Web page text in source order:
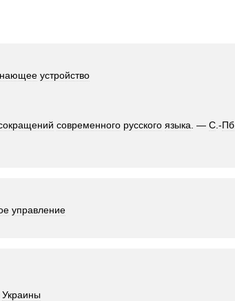
устройство
современного русского языка . — С .-Пб
управление
Украины